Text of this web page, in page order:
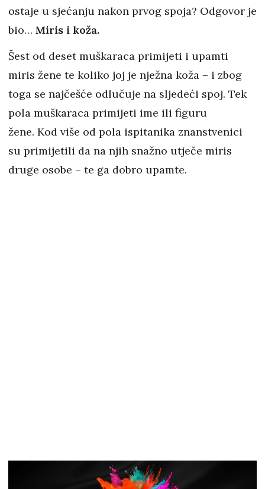
ostaje u sjećanju nakon prvog spoja? Odgovor je
bio… Miris i koža.
Šest od deset muškaraca primijeti i upamti
miris žene te koliko joj je nježna koža – i zbog
toga se najčešće odlučuje na sljedeći spoj. Tek
pola muškaraca primijeti ime ili figuru
žene. Kod više od pola ispitanika znanstvenici
su primijetili da na njih snažno utječe miris
druge osobe – te ga dobro upamte.